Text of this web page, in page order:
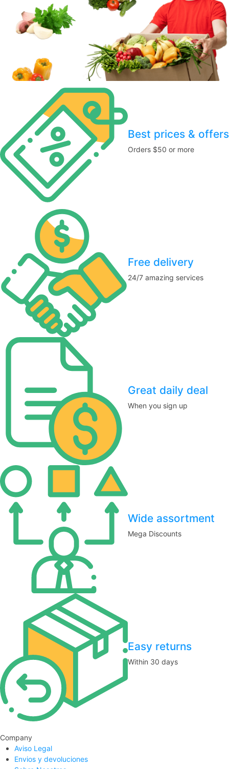
Best prices & offers
Orders $50 or more
Free delivery
24/7 amazing services
Great daily deal
When you sign up
Wide assortment
Mega Discounts
Easy returns
Within 30 days
Company
Aviso Legal
Envios y devoluciones